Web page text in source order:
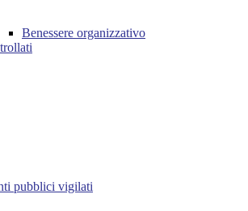
Benessere organizzativo
pubblici vigilati